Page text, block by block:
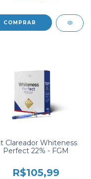
Clareador Whiteness
Perfect 22% - FGM
R$105,99